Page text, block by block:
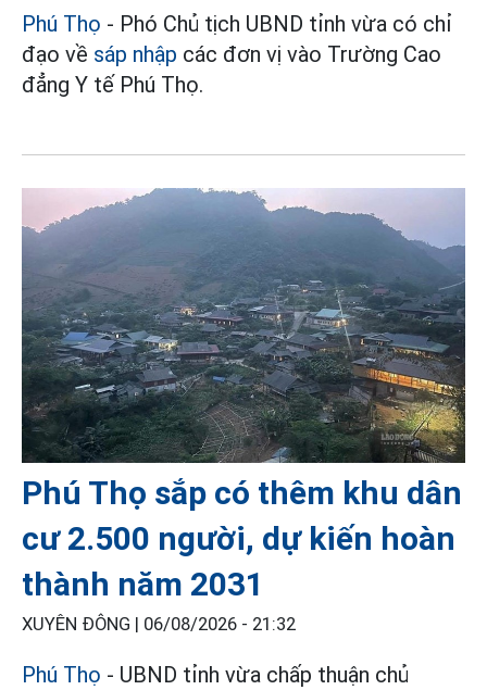
Phú Thọ - Phó Chủ tịch UBND tỉnh vừa có chỉ
đạo về sáp nhập các đơn vị vào Trường Cao
đẳng Y tế Phú Thọ.
Phú Thọ sắp có thêm khu dân
cư 2.500 người, dự kiến hoàn
thành năm 2031
XUYÊN ĐÔNG | 06/08/2026 - 21:32
Phú Thọ - UBND tỉnh vừa chấp thuận chủ